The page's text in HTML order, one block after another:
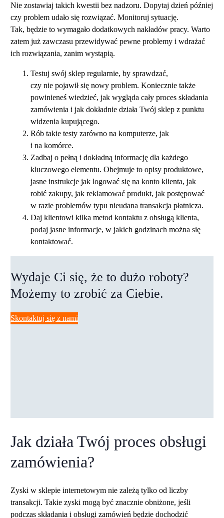
Nie zostawiaj takich kwestii bez nadzoru. Dopytaj dzień później
czy problem udało się rozwiązać. Monitoruj sytuację.
Tak, będzie to wymagało dodatkowych nakładów pracy. Warto
zatem już zawczasu przewidywać pewne problemy i wdrażać
ich rozwiązania, zanim wystąpią.
Testuj swój sklep regularnie, by sprawdzać,
czy nie pojawił się nowy problem. Koniecznie także
powinieneś wiedzieć, jak wygląda cały proces składania
zamówienia i jak dokładnie działa Twój sklep z punktu
widzenia kupującego.
Rób takie testy zarówno na komputerze, jak
i na komórce.
Zadbaj o pełną i dokładną informację dla każdego
kluczowego elementu. Obejmuje to opisy produktowe,
jasne instrukcje jak logować się na konto klienta, jak
robić zakupy, jak reklamować produkt, jak postępować
w razie problemów typu nieudana transakcja płatnicza.
Daj klientowi kilka metod kontaktu z obsługą klienta,
podaj jasne informacje, w jakich godzinach można się
kontaktować.
Wydaje Ci się, że to dużo roboty?
Możemy to zrobić za Ciebie.
Skontaktuj się z nami
Jak działa Twój proces obsługi
zamówienia?
Zyski w sklepie internetowym nie zależą tylko od liczby
transakcji. Takie zyski mogą być znacznie obniżone, jeśli
podczas składania i obsługi zamówień będzie dochodzić